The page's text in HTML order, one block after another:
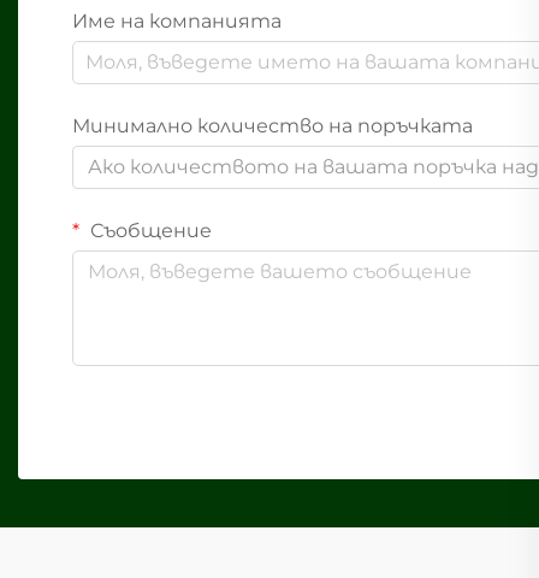
Име на компанията
Минимално количество на поръчката
Ако количеството на вашата поръчка
Съобщение